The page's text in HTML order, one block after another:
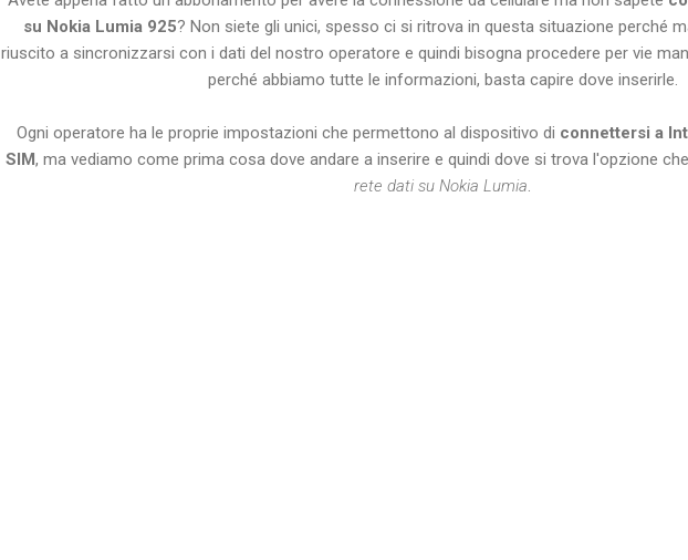
su Nokia Lumia 925? Non siete gli unici, spesso ci si ritrova in questa situazione perché
riuscito a sincronizzarsi con i dati del nostro operatore e quindi bisogna procedere per vie
perché abbiamo tutte le informazioni, basta capire dove inserirle.
Ogni operatore ha le proprie impostazioni che permettono al dispositivo di connettersi a
SIM, ma vediamo come prima cosa dove andare a inserire e quindi dove si trova l'opzione
rete dati su Nokia Lumia